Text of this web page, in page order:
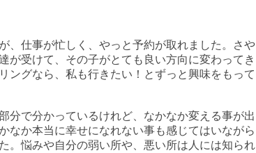
、仕事が忙しく、やっと予約が取れました。さや
が受けて、その子がとても良い方向に変わってき
ングなら、私も行きたい！とずっと興味をもって
分で分かっているけれど、なかなか変える事が出
なか本当に幸せになれない事も感じてはいながら
。悩みや自分の弱い所や、悪い所は人には知られ